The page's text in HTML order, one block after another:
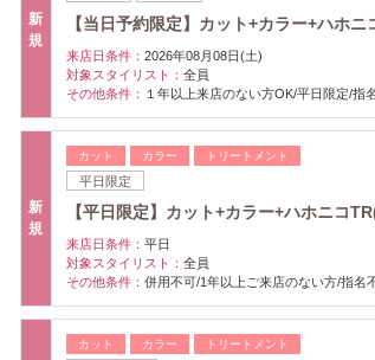
新
規
【当日予約限定】カット+カラー+ハホ
来店日条件： 2026年08月08日(土)
対象スタイリスト： 全員
その他条件：
１年以上来店のない方OK/平日限定/指
新
規
カット カラー トリートメント
平日限定
【平日限定】カット+カラー+ハホニコ
来店日条件： 平日
対象スタイリスト： 全員
その他条件： 併用不可/1年以上ご来店のない方/指名
カット カラー トリートメント